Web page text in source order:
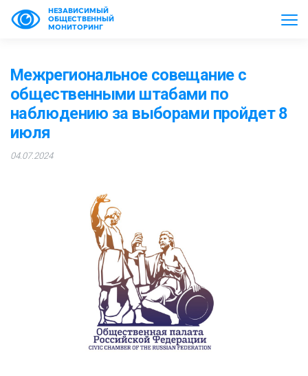
НЕЗАВИСИМЫЙ
ОБЩЕСТВЕННЫЙ
МОНИТОРИНГ
Межрегиональное совещание с
общественными штабами по
наблюдению за выборами пройдет 8
июля
04.07.2024